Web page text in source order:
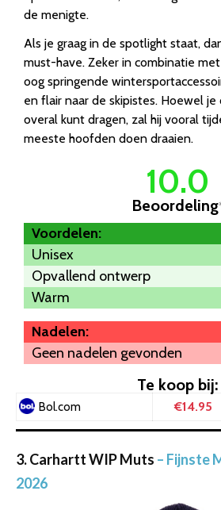
de menigte.
Als je graag in de spotlight staat,
must-have. Zeker in combinatie
oog springende
en flair naar de skipistes. Hoewel
overal kunt dragen, zal hij vooral
meeste hoofden doen draaien.
10.0
Beoordeling
Voordelen:
Unisex
Opvallend ontwerp
Warm
Nadelen:
Geen nadelen gevonden
Te koop bij:
Bol.com €14.95
3. Carhartt WIP Muts – Fijnste
2026